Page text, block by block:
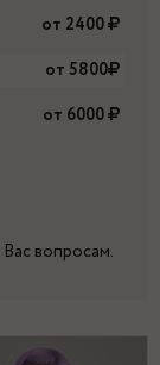
от 2400
от 5800
от 6000
вопросам.